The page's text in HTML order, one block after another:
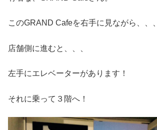
このGRAND Cafeを右手に見ながら、、、
店舗側に進むと、、、
左手にエレベーターがあります！
それに乗って３階へ！